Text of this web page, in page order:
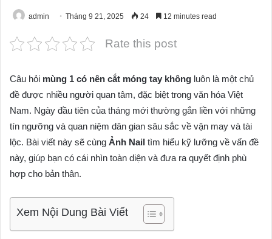
admin Tháng 9 21, 2025 24 12 minutes read
Rate this post
Câu hỏi mùng 1 có nên cắt móng tay không luôn là một chủ
đề được nhiều người quan tâm, đặc biệt trong văn hóa Việt
Nam. Ngày đầu tiên của tháng mới thường gắn liền với những
tín ngưỡng và quan niệm dân gian sâu sắc về vận may và tài
lộc. Bài viết này sẽ cùng Ảnh Nail tìm hiểu kỹ lưỡng về vấn đề
này, giúp bạn có cái nhìn toàn diện và đưa ra quyết định phù
hợp cho bản thân.
Xem Nội Dung Bài Viết